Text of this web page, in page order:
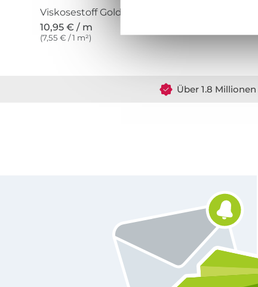
Viskosestoff Golden Glamour, moosgrün
10,95 € / m
(7,55 € / 1 m²)
Über 1.8